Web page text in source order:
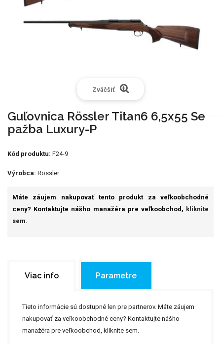
Zväčšiť
Guľovnica Rössler Titan6 6,5x55 Se
pažba Luxury-P
Kód produktu: F24-9
Výrobca: Rössler
Máte záujem nakupovať tento produkt za veľkoobchodné
ceny? Kontaktujte nášho manažéra pre veľkoobchod, kliknite
sem.
Viac info Parametre
Tieto informácie sú dostupné len pre partnerov. Máte záujem
nakupovať za veľkoobchodné ceny? Kontaktujte nášho
manažéra pre veľkoobchod, kliknite sem.